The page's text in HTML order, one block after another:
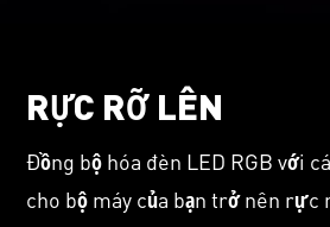
RỰC RỠ LÊN
Đồng bộ hóa đèn LED RGB với
cho bộ máy của bạn trở nên rực